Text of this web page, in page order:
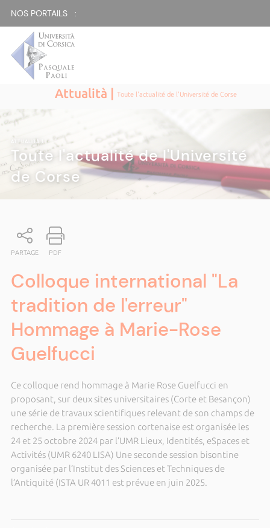
NOS PORTAILS :
Attualità |Toute l'actualité de l'Université de Corse
ATTUALITÀ|
Toute l'actualité de l'Université
de Corse
PARTAGE PDF
Colloque international "La
tradition de l'erreur"
Hommage à Marie-Rose
Guelfucci
Ce colloque rend hommage à Marie Rose Guelfucci en
proposant, sur deux sites universitaires (Corte et Besançon)
une série de travaux scientifiques relevant de son champs de
recherche. La première session cortenaise est organisée les
24 et 25 octobre 2024 par l’UMR Lieux, Identités, eSpaces et
Activités (UMR 6240 LISA) Une seconde session bisontine
organisée par l’Institut des Sciences et Techniques de
l’Antiquité (ISTA UR 4011 est prévue en juin 2025.